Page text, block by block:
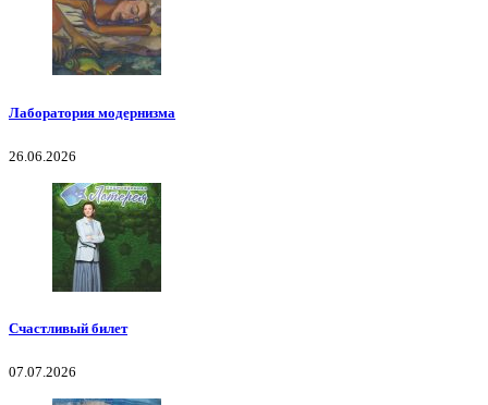
Лаборатория модернизма
26.06.2026
Счастливый билет
07.07.2026